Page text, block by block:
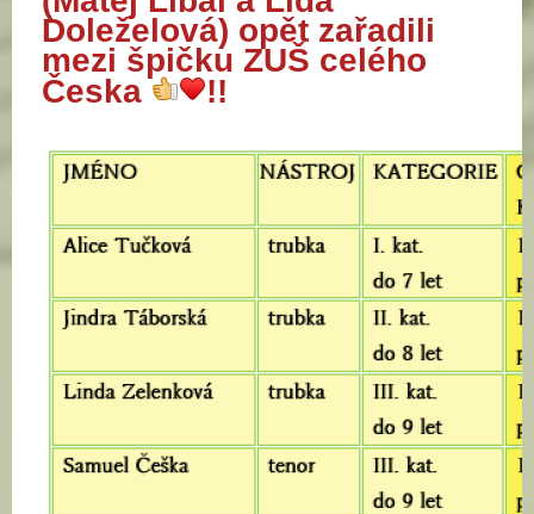
Doleželová) opět zařadili
mezi špičku ZUŠ celého
Česka
​!!